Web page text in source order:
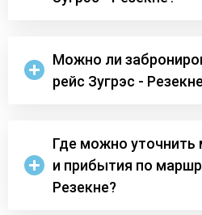
Можно ли
рейс Зугрэс -
Где можно уточнить
и прибытия по
Резекне?